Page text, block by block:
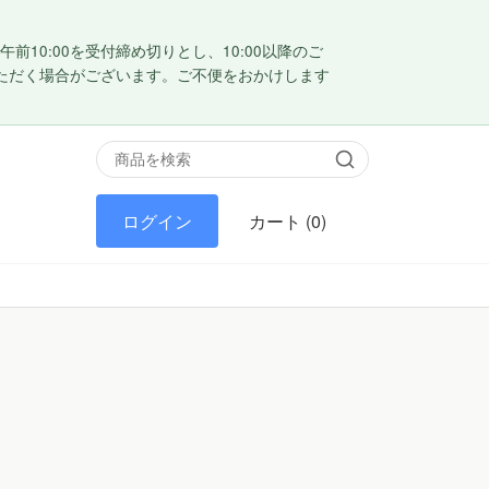
前10:00を受付締め切りとし、10:00以降のご
く場合がございます。ご不便をおかけします
ログイン カート (0)